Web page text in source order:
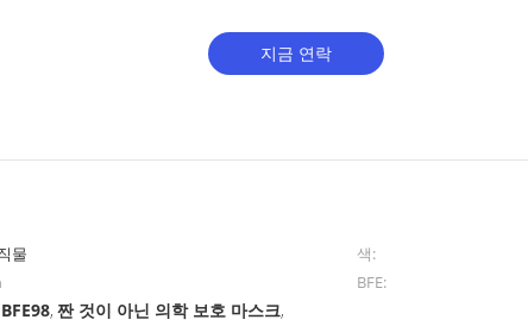
지금 연락
물 색:
BFE:
,짠 것이 아닌 의학 보호 마스크,